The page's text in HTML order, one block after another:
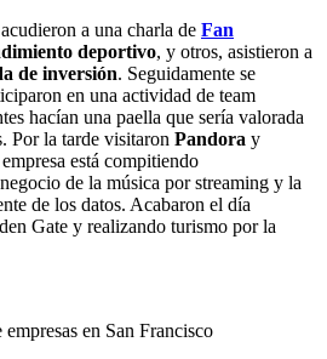
a una charla de Fan
deportivo, y otros, asistieron a
de inversión. Seguidamente se
en una actividad de team
hacían una paella que sería valorada
Por la tarde visitaron Pandora y
está compitiendo
de la música por streaming y la
de los datos. Acabaron el día
Gate y realizando turismo por la
en San Francisco